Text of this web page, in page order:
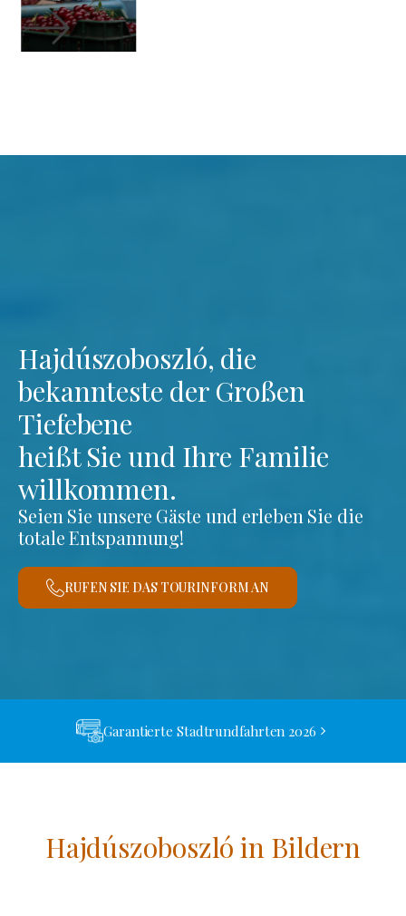
Hajdúszoboszló, die
bekannteste der Großen
Tiefebene
heißt Sie und Ihre Familie
willkommen.
Seien Sie unsere Gäste und erleben Sie die
totale Entspannung!
RUFEN SIE DAS TOURINFORM AN
Garantierte Stadtrundfahrten 2026
Hajdúszoboszló in Bildern